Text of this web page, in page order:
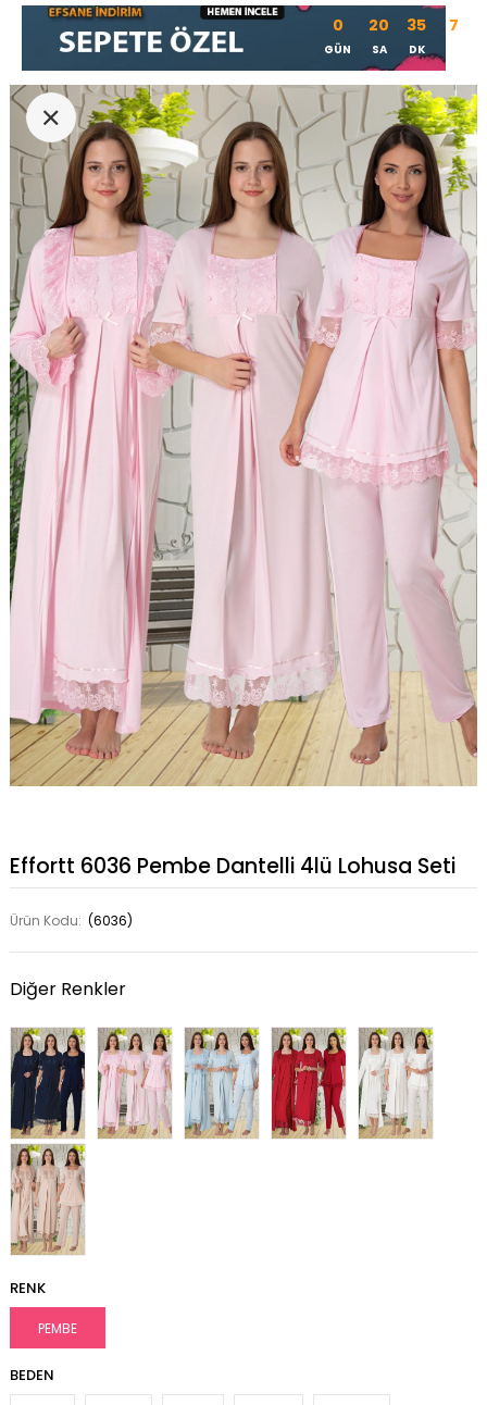
0
GÜN
20
SA
35
DK
6
Effortt 6036 Pembe Dantelli 4lü Lohusa Seti
Ürün Kodu: (6036)
Diğer Renkler
RENK
PEMBE
BEDEN